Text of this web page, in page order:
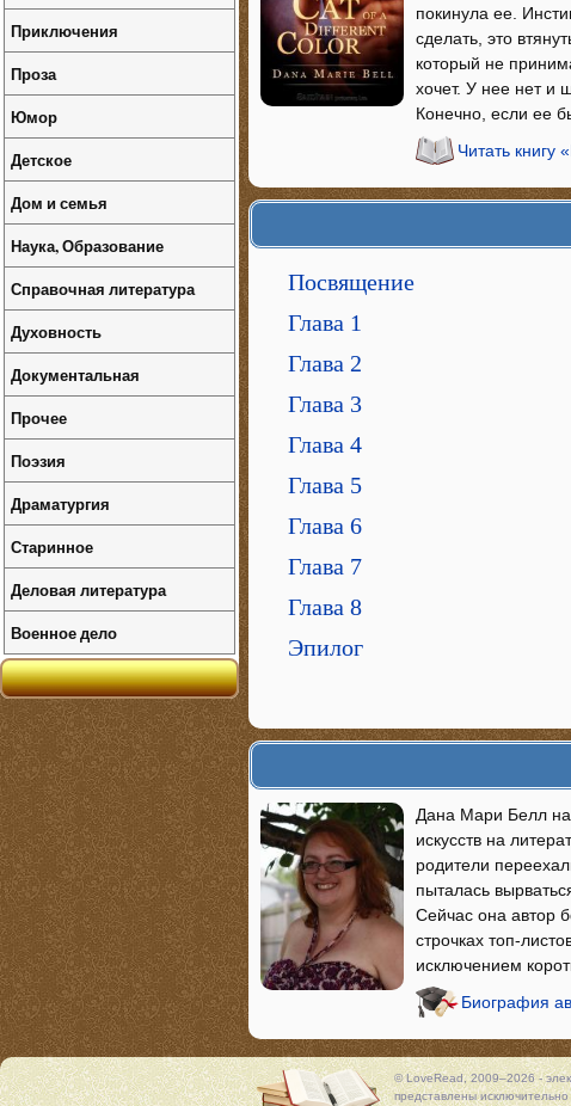
покинула ее.
сделать, это
который не
хочет. У нее нет и
Конечно, если ее
Читать книгу
Посвящение
Глава 1
Глава 2
Глава 3
Глава 4
Глава 5
Глава 6
Глава 7
Глава 8
Эпилог
Дана Мари Белл
искусств на
родители
пыталась
Сейчас она автор
строчках топ-
исключением
Биография
Приключения
Проза
Юмор
Детское
Дом и семья
Наука, Образование
Справочная литература
Духовность
Документальная
Прочее
Поэзия
Драматургия
Старинное
Деловая литература
Военное дело
© LoveRead, 2009–2026 -
представлены